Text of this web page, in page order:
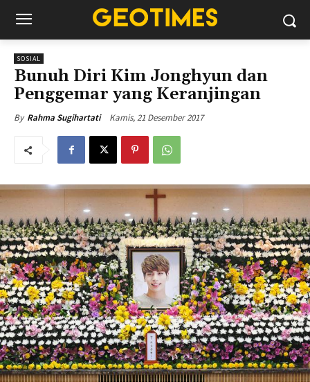
SOSIAL
Bunuh Diri Kim Jonghyun dan
Penggemar yang Keranjingan
By Rahma Sugihartati Kamis, 21 Desember 2017